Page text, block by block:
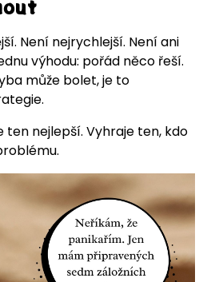
Není nejrychlejší. Není ani
výhodu: pořád něco řeší.
může bolet, je to
ten nejlepší. Vyhraje ten, kdo